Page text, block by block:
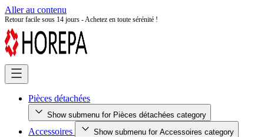
Aller au contenu
Retour facile sous 14 jours - Achetez en toute sérénité !
Pièces détachées
Show submenu for Pièces détachées category
Accessoires Show submenu for Accessoires category